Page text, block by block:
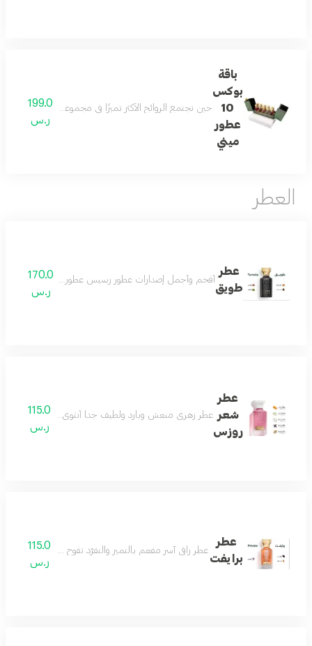
باقة
بوكس
10
عطور
ميني
حين تجتمع الروائح الأكثر تميزًا في مجموعة واحدة تكون النتيجة تجربة عطرية لا تشبه غيرها تضم هذه التشكيلة 10 عطور 15 مل مختارة بعناية تتنقل بين النفحات الشرقية والزهرية
199.0
ر.س
العطر
عطر
طويق
أفخم وأجمل إصدارات عطور رسيس عطور النيش الفاخرة
170.0
ر.س
عطر
شعر
روزس
عطر زهري منعش وبارد ولطيف جداً أنثوي بامتياز عطر
115.0
ر.س
عطر
برايفت
عطر راقي آسر مفعم بالتميز والتفرّد تفوح منه رائحة
115.0
ر.س